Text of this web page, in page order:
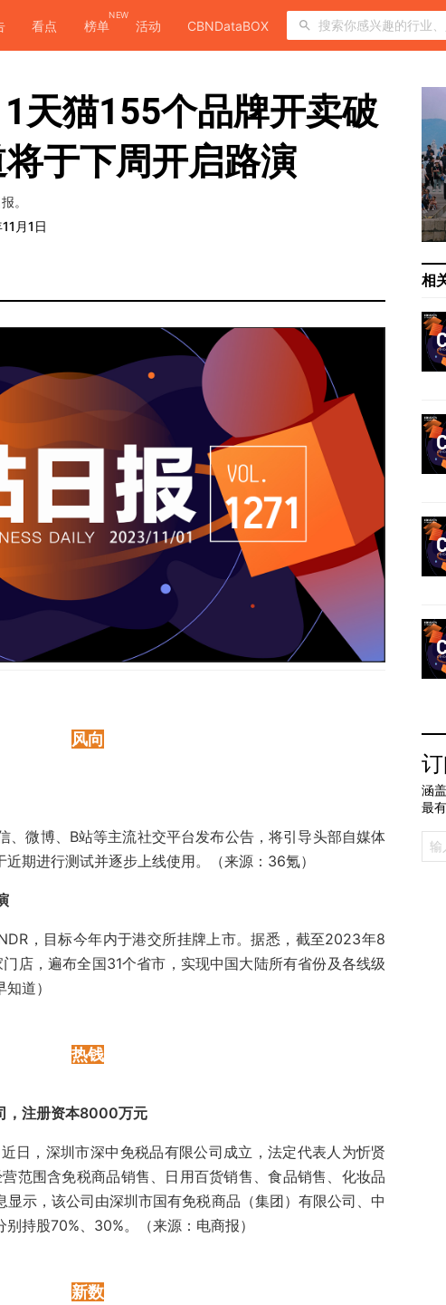
看点 榜单
NEW
活动 CBNDataBOX
天猫155个品牌开卖破
于下周开启路演
。
月1日
风向
、微博、B站等主流社交平台发布公告，将引导头部自媒体
期进行测试并逐步上线使用。（来源：36氪）
，目标今年内于港交所挂牌上市。据悉，截至2023年8
店，遍布全国31个省市，实现中国大陆所有省份及各线级
道）
热钱
，注册资本8000万元
日，深圳市深中免税品有限公司成立，法定代表人为忻贤
范围含免税商品销售、日用百货销售、食品销售、化妆品
示，该公司由深圳市国有免税商品（集团）有限公司、中
持股70%、30%。（来源：电商报）
新数
相
涵
最